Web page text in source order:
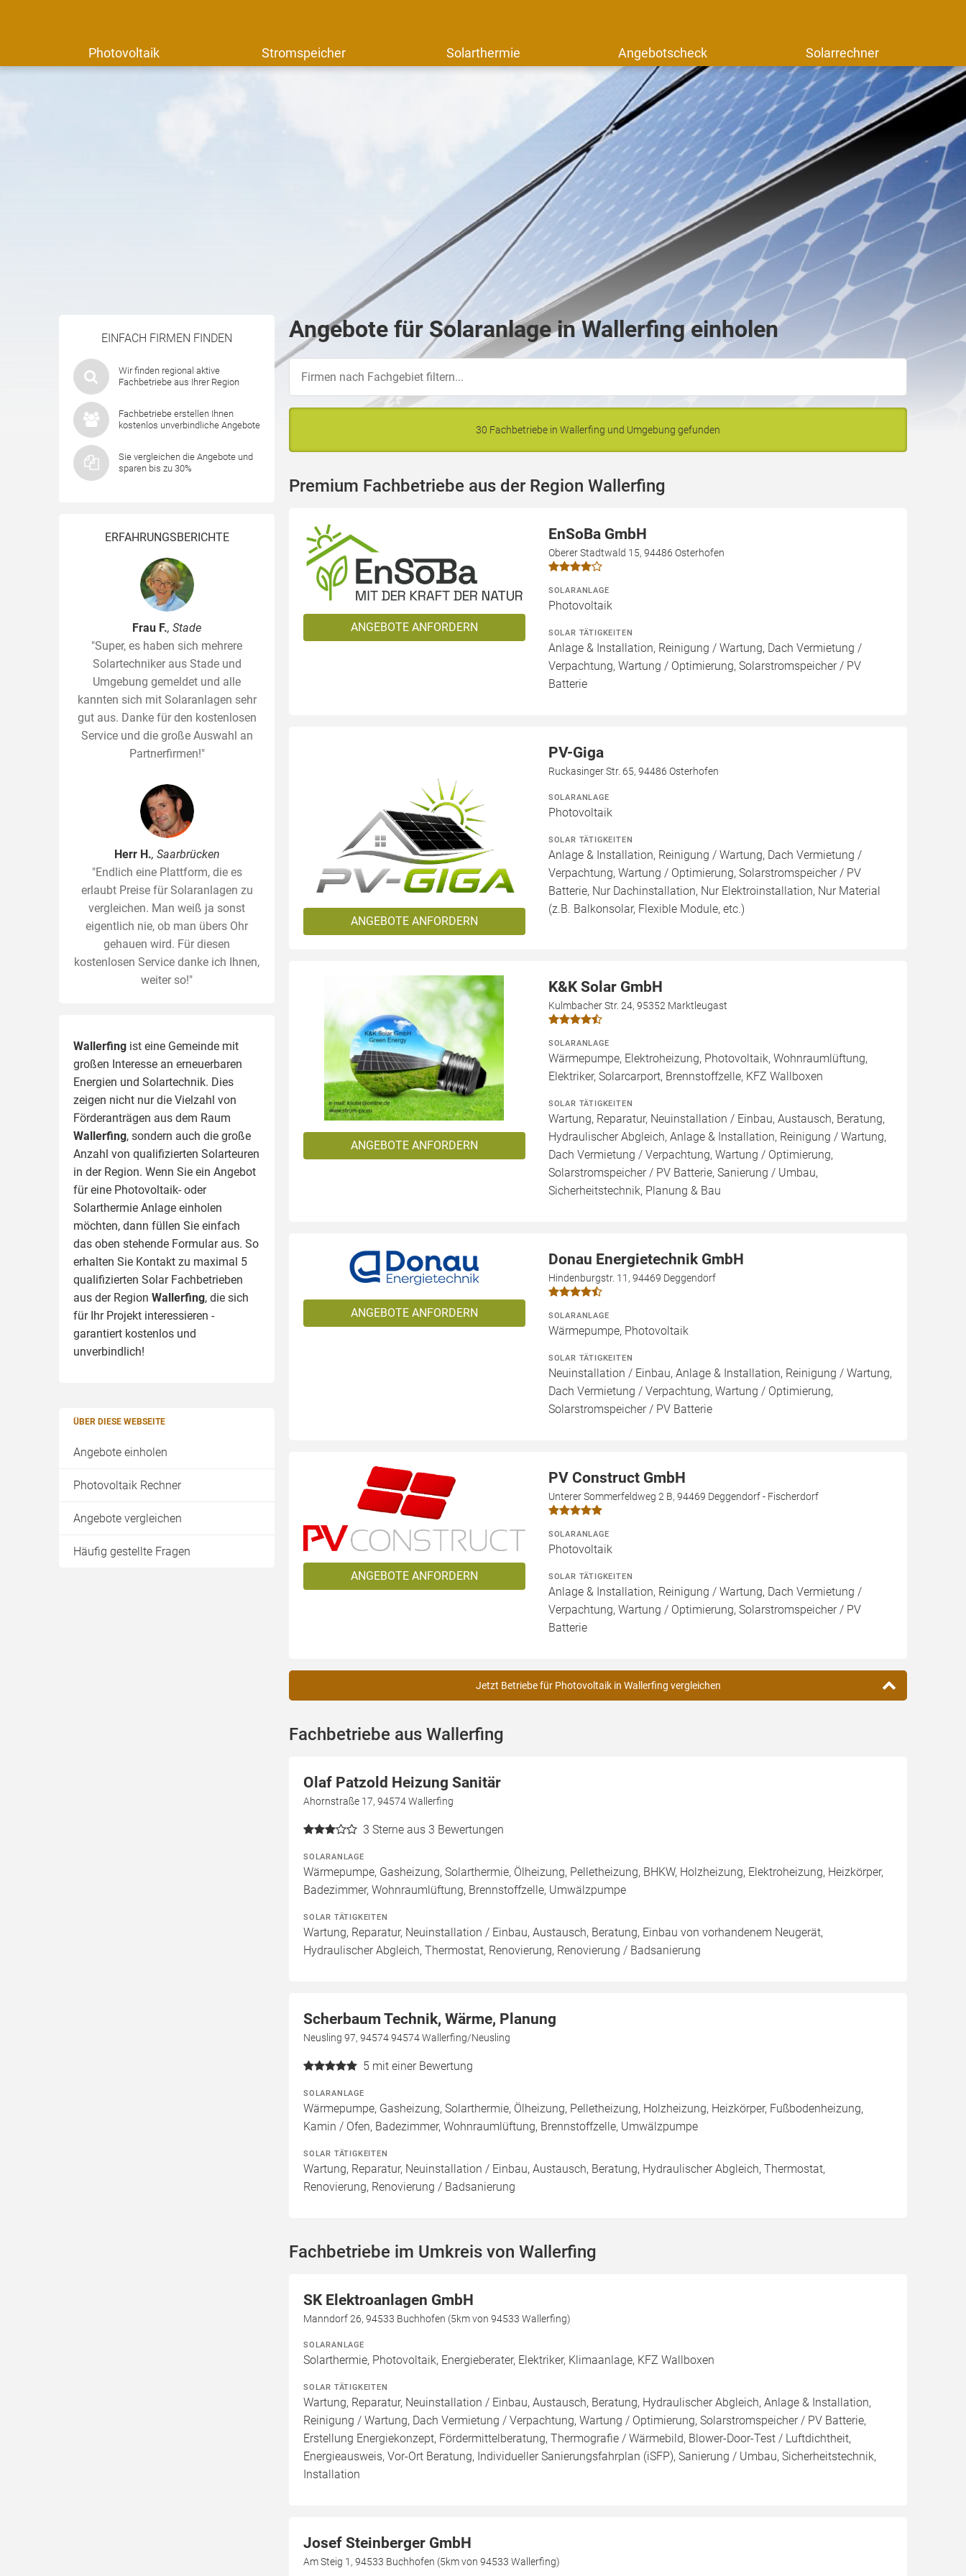
Photovoltaik Stromspeicher Solarthermie Angebotscheck Solarrechner
EINFACH FIRMEN FINDEN
Wir finden regional aktive
Fachbetriebe aus Ihrer Region
Fachbetriebe erstellen Ihnen
kostenlos unverbindliche Angebote
Sie vergleichen die Angebote und
sparen bis zu 30%
ERFAHRUNGSBERICHTE
Frau F., Stade
"Super, es haben sich mehrere
Solartechniker aus Stade und
Umgebung gemeldet und alle
kannten sich mit Solaranlagen sehr
gut aus. Danke für den kostenlosen
Service und die große Auswahl an
Partnerfirmen!"
Herr H., Saarbrücken
"Endlich eine Plattform, die es
erlaubt Preise für Solaranlagen zu
vergleichen. Man weiß ja sonst
eigentlich nie, ob man übers Ohr
gehauen wird. Für diesen
kostenlosen Service danke ich Ihnen,
weiter so!"
Wallerfing ist eine Gemeinde mit
großen Interesse an erneuerbaren
Energien und Solartechnik. Dies
zeigen nicht nur die Vielzahl von
Förderanträgen aus dem Raum
Wallerfing, sondern auch die große
Anzahl von qualifizierten Solarteuren
in der Region. Wenn Sie ein Angebot
für eine Photovoltaik- oder
Solarthermie Anlage einholen
möchten, dann füllen Sie einfach
das oben stehende Formular aus. So
erhalten Sie Kontakt zu maximal 5
qualifizierten Solar Fachbetrieben
aus der Region Wallerfing, die sich
für Ihr Projekt interessieren -
garantiert kostenlos und
unverbindlich!
ÜBER DIESE WEBSEITE
Angebote einholen
Photovoltaik Rechner
Angebote vergleichen
Häufig gestellte Fragen
Angebote für Solaranlage in Wallerfing einholen
30 Fachbetriebe in Wallerfing und Umgebung gefunden
Premium Fachbetriebe aus der Region Wallerfing
ANGEBOTE ANFORDERN
EnSoBa GmbH
Oberer Stadtwald 15, 94486 Osterhofen
SOLARANLAGE
Photovoltaik
SOLAR TÄTIGKEITEN
Anlage & Installation, Reinigung / Wartung, Dach Vermietung /
Verpachtung, Wartung / Optimierung, Solarstromspeicher / PV
Batterie
ANGEBOTE ANFORDERN
PV-Giga
Ruckasinger Str. 65, 94486 Osterhofen
SOLARANLAGE
Photovoltaik
SOLAR TÄTIGKEITEN
Anlage & Installation, Reinigung / Wartung, Dach Vermietung /
Verpachtung, Wartung / Optimierung, Solarstromspeicher / PV
Batterie, Nur Dachinstallation, Nur Elektroinstallation, Nur Material
(z.B. Balkonsolar, Flexible Module, etc.)
ANGEBOTE ANFORDERN
K&K Solar GmbH
Kulmbacher Str. 24, 95352 Marktleugast
SOLARANLAGE
Wärmepumpe, Elektroheizung, Photovoltaik, Wohnraumlüftung,
Elektriker, Solarcarport, Brennstoffzelle, KFZ Wallboxen
SOLAR TÄTIGKEITEN
Wartung, Reparatur, Neuinstallation / Einbau, Austausch, Beratung,
Hydraulischer Abgleich, Anlage & Installation, Reinigung / Wartung,
Dach Vermietung / Verpachtung, Wartung / Optimierung,
Solarstromspeicher / PV Batterie, Sanierung / Umbau,
Sicherheitstechnik, Planung & Bau
ANGEBOTE ANFORDERN
Donau Energietechnik GmbH
Hindenburgstr. 11, 94469 Deggendorf
SOLARANLAGE
Wärmepumpe, Photovoltaik
SOLAR TÄTIGKEITEN
Neuinstallation / Einbau, Anlage & Installation, Reinigung / Wartung,
Dach Vermietung / Verpachtung, Wartung / Optimierung,
Solarstromspeicher / PV Batterie
ANGEBOTE ANFORDERN
PV Construct GmbH
Unterer Sommerfeldweg 2 B, 94469 Deggendorf - Fischerdorf
SOLARANLAGE
Photovoltaik
SOLAR TÄTIGKEITEN
Anlage & Installation, Reinigung / Wartung, Dach Vermietung /
Verpachtung, Wartung / Optimierung, Solarstromspeicher / PV
Batterie
Jetzt Betriebe für Photovoltaik in Wallerfing vergleichen
Fachbetriebe aus Wallerfing
Olaf Patzold Heizung Sanitär
Ahornstraße 17, 94574 Wallerfing
3 Sterne aus 3 Bewertungen
SOLARANLAGE
Wärmepumpe, Gasheizung, Solarthermie, Ölheizung, Pelletheizung, BHKW, Holzheizung, Elektroheizung, Heizkörper,
Badezimmer, Wohnraumlüftung, Brennstoffzelle, Umwälzpumpe
SOLAR TÄTIGKEITEN
Wartung, Reparatur, Neuinstallation / Einbau, Austausch, Beratung, Einbau von vorhandenem Neugerät,
Hydraulischer Abgleich, Thermostat, Renovierung, Renovierung / Badsanierung
Scherbaum Technik, Wärme, Planung
Neusling 97, 94574 94574 Wallerfing/Neusling
5 mit einer Bewertung
SOLARANLAGE
Wärmepumpe, Gasheizung, Solarthermie, Ölheizung, Pelletheizung, Holzheizung, Heizkörper, Fußbodenheizung,
Kamin / Ofen, Badezimmer, Wohnraumlüftung, Brennstoffzelle, Umwälzpumpe
SOLAR TÄTIGKEITEN
Wartung, Reparatur, Neuinstallation / Einbau, Austausch, Beratung, Hydraulischer Abgleich, Thermostat,
Renovierung, Renovierung / Badsanierung
Fachbetriebe im Umkreis von Wallerfing
SK Elektroanlagen GmbH
Manndorf 26, 94533 Buchhofen (5km von 94533 Wallerfing)
SOLARANLAGE
Solarthermie, Photovoltaik, Energieberater, Elektriker, Klimaanlage, KFZ Wallboxen
SOLAR TÄTIGKEITEN
Wartung, Reparatur, Neuinstallation / Einbau, Austausch, Beratung, Hydraulischer Abgleich, Anlage & Installation,
Reinigung / Wartung, Dach Vermietung / Verpachtung, Wartung / Optimierung, Solarstromspeicher / PV Batterie,
Erstellung Energiekonzept, Fördermittelberatung, Thermografie / Wärmebild, Blower-Door-Test / Luftdichtheit,
Energieausweis, Vor-Ort Beratung, Individueller Sanierungsfahrplan (iSFP), Sanierung / Umbau, Sicherheitstechnik,
Installation
Josef Steinberger GmbH
Am Steig 1, 94533 Buchhofen (5km von 94533 Wallerfing)